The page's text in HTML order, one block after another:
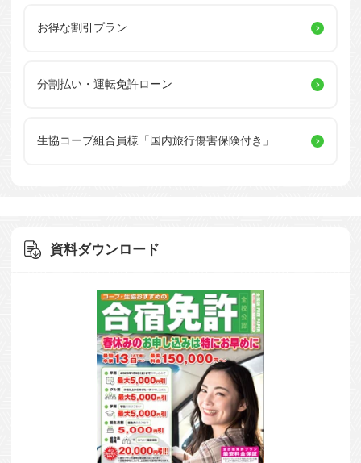
お得な割引プラン
分割払い・運転免許ローン
生協コープ組合員様 「国内旅行傷害保険付き」
資料ダウンロード